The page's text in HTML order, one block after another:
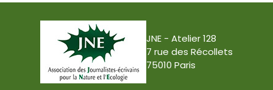
JNE - Atelier 128
7 rue des Récollets
75010 Paris